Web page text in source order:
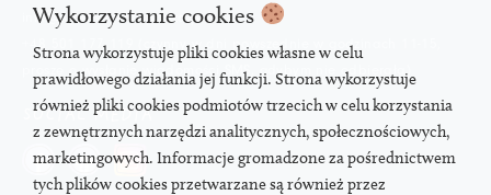
info@wydawnictwopauza.pl
+48 501 177 119 (czynny w dni powszednie w godzinach 11-15,
proszę o wysłanie wiadomości SMS, gdybym nie odbierała)
SOCIAL MEDIA
Wykorzystanie cookies
Strona wykorzystuje pliki cookies własne w celu
prawidłowego działania jej funkcji. Strona wykorzystuje
również pliki cookies podmiotów trzecich w celu korzystania
z zewnętrznych narzędzi analitycznych, społecznościowych,
marketingowych. Informacje gromadzone za pośrednictwem
tych plików cookies przetwarzane są również przez